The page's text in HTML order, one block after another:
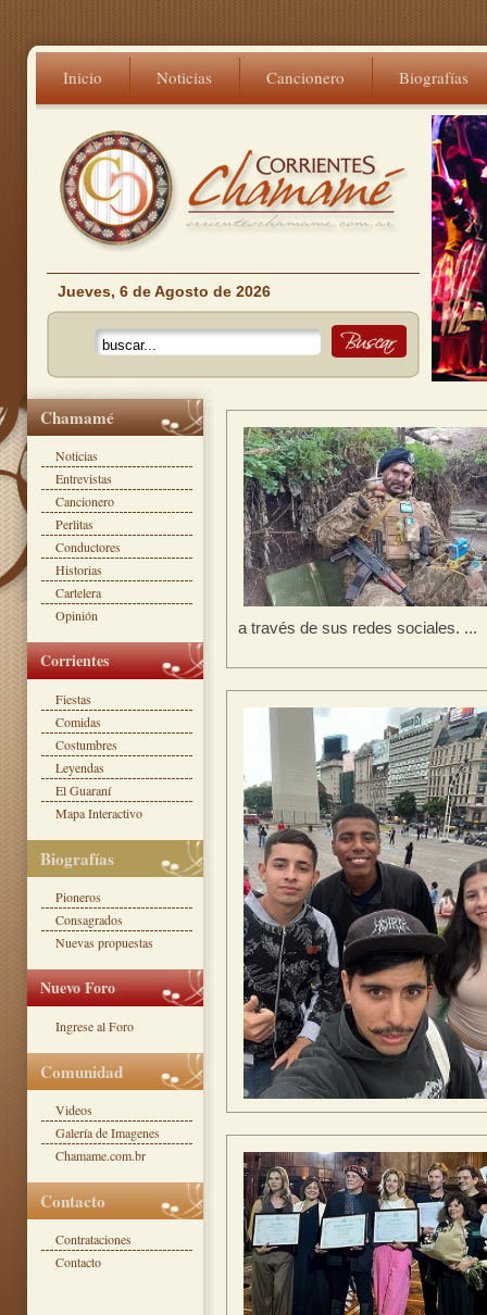
Inicio Noticias Cancionero Biografías
Jueves, 6 de Agosto de 2026
a través de sus redes sociales. ...
Chamamé
Noticias
Entrevistas
Cancionero
Perlitas
Conductores
Historias
Cartelera
Opinión
Corrientes
Fiestas
Comidas
Costumbres
Leyendas
El Guaraní
Mapa Interactivo
Biografías
Pioneros
Consagrados
Nuevas propuestas
Nuevo Foro
Ingrese al Foro
Comunidad
Videos
Galería de Imagenes
Chamame.com.br
Contacto
Contrataciones
Contacto